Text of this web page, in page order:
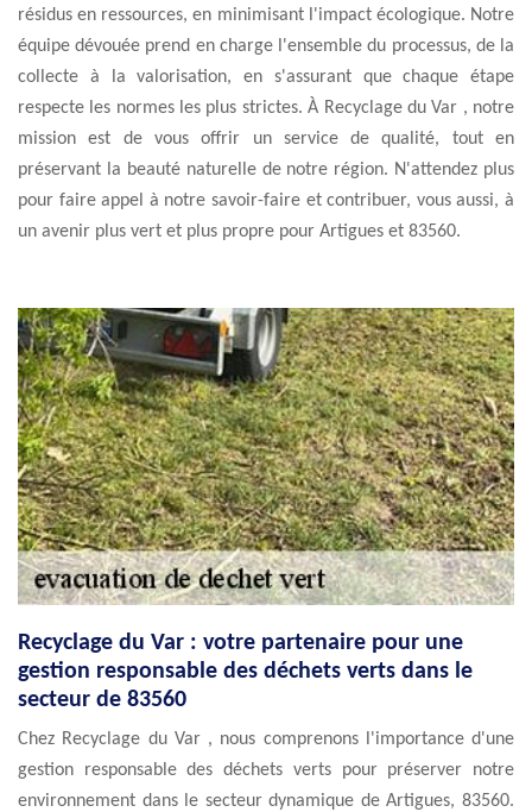
résidus en ressources, en minimisant l'impact écologique. Notre
équipe dévouée prend en charge l'ensemble du processus, de la
collecte à la valorisation, en s'assurant que chaque étape
respecte les normes les plus strictes. À Recyclage du Var , notre
mission est de vous offrir un service de qualité, tout en
préservant la beauté naturelle de notre région. N'attendez plus
pour faire appel à notre savoir-faire et contribuer, vous aussi, à
un avenir plus vert et plus propre pour Artigues et 83560.
Recyclage du Var : votre partenaire pour une
gestion responsable des déchets verts dans le
secteur de 83560
Chez Recyclage du Var , nous comprenons l'importance d'une
gestion responsable des déchets verts pour préserver notre
environnement dans le secteur dynamique de Artigues, 83560.